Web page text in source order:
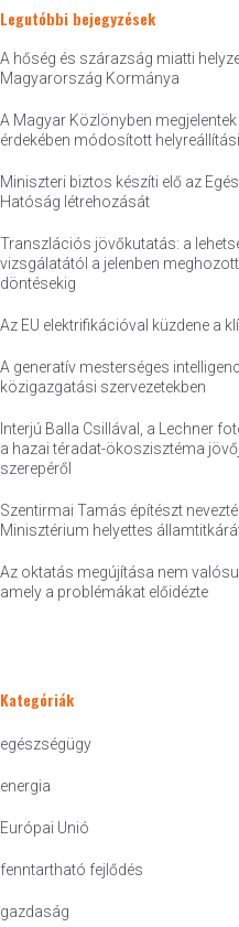
Legutóbbi bejegyzések
A hőség és szárazság miatti
Magyarország Kormánya
A Magyar Közlönyben
érdekében módosított
Miniszteri biztos készíti elő az
Hatóság létrehozását
Transzlációs jövőkutatás: a
vizsgálatától a jelenben
döntésekig
Az EU elektrifikációval küzdene a
A generatív mesterséges
közigazgatási szervezetekben
Interjú Balla Csillával, a Lechner
a hazai téradat-ökoszisztéma
szerepéről
Szentirmai Tamás építészt
Minisztérium helyettes
Az oktatás megújítása nem
amely a problémákat előidézte
Kategóriák
egészségügy
energia
Európai Unió
fenntartható fejlődés
gazdaság